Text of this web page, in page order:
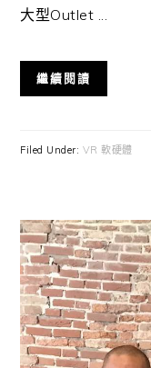
大型Outlet ...
繼續閱讀
Filed Under: VR 軟硬體